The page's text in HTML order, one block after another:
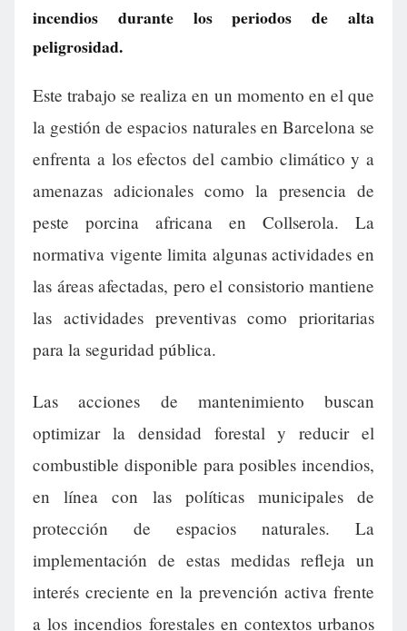
incendios durante los periodos de alta
peligrosidad.
Este trabajo se realiza en un momento en el que
la gestión de espacios naturales en Barcelona se
enfrenta a los efectos del cambio climático y a
amenazas adicionales como la presencia de
peste porcina africana en Collserola. La
normativa vigente limita algunas actividades en
las áreas afectadas, pero el consistorio mantiene
las actividades preventivas como prioritarias
para la seguridad pública.
Las acciones de mantenimiento buscan
optimizar la densidad forestal y reducir el
combustible disponible para posibles incendios,
en línea con las políticas municipales de
protección de espacios naturales. La
implementación de estas medidas refleja un
interés creciente en la prevención activa frente
a los incendios forestales en contextos urbanos